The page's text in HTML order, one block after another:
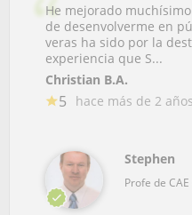
He mejorado
de desenvolverme en
veras ha sido por la
experiencia que S...
Christian B.A.
5 hace más de 2 años
Stephen
Profe de